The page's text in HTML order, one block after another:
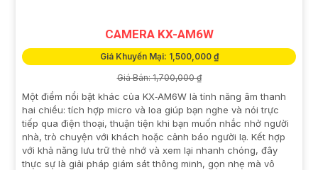
CAMERA KX-AM6W
Giá Khuyến Mại: 1,500,000 ₫
Giá Bán: 1,700,000 ₫
Một điểm nổi bật khác của KX‑AM6W là tính năng âm thanh
hai chiều: tích hợp micro và loa giúp bạn nghe và nói trực
tiếp qua điện thoại, thuận tiện khi bạn muốn nhắc nhở người
nhà, trò chuyện với khách hoặc cảnh báo người lạ. Kết hợp
với khả năng lưu trữ thẻ nhớ và xem lại nhanh chóng, đây
thực sự là giải pháp giám sát thông minh, gọn nhẹ mà vô